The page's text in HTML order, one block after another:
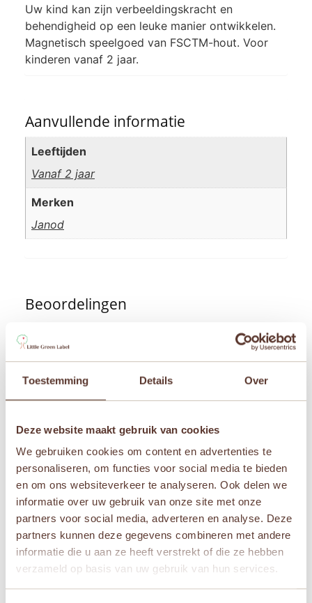
Toestemming Details Over
Deze website maakt gebruik van cookies
We gebruiken cookies om content en advertenties te
personaliseren, om functies voor social media te bieden
en om ons websiteverkeer te analyseren. Ook delen we
informatie over uw gebruik van onze site met onze
partners voor social media, adverteren en analyse. Deze
partners kunnen deze gegevens combineren met andere
informatie die u aan ze heeft verstrekt of die ze hebben
verzameld op basis van uw gebruik van hun services.
Uw kind kan zijn verbeeldingskracht en
behendigheid op een leuke manier ontwikkelen.
Magnetisch speelgoed van FSCTM-hout. Voor
kinderen vanaf 2 jaar.
Aanvullende informatie
Leeftijden
Vanaf 2 jaar
Merken
Janod
Beoordelingen
Wees de eerste om “Janod – Magneetset Auto’s
Je e-mailadres wordt niet gepubliceerd.
Vereiste
velden zijn gemarkeerd met*
Je waardering*
Je beoordeling
Naam